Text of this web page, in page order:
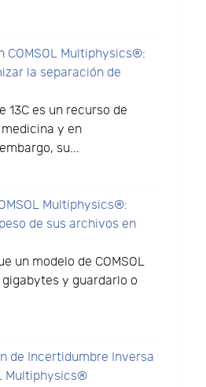
COMSOL Multiphysics®:
la separación de
13C es un recurso de
y en
su...
Multiphysics®:
de sus archivos en
un modelo de COMSOL
y guardarlo o
de Incertidumbre Inversa
Multiphysics®